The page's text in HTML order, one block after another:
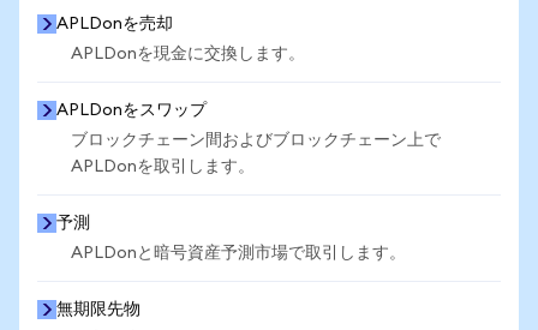
APLDonを売却
APLDonを現金に交換します。
APLDonをスワップ
ブロックチェーン間およびブロックチェーン上で
APLDonを取引します。
予測
APLDonと暗号資産予測市場で取引します。
無期限先物